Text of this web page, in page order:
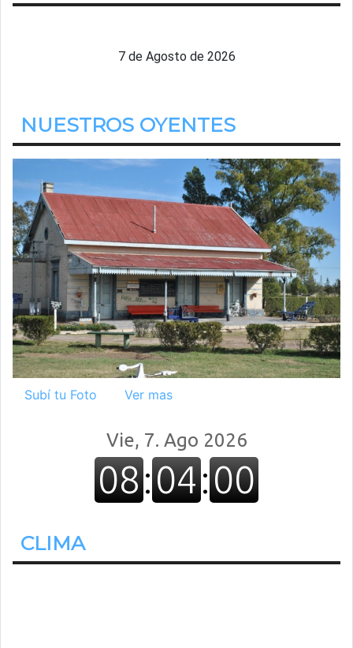
7 de Agosto de 2026
NUESTROS OYENTES
Subí tu Foto Ver mas
CLIMA